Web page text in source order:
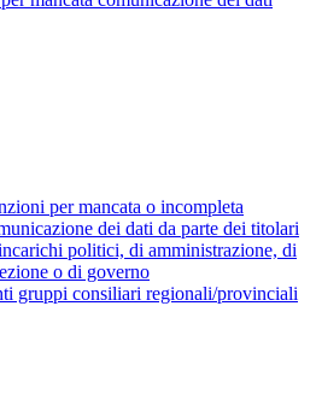
per mancata o incompleta
dei dati da parte dei titolari
politici, di amministrazione, di
o di governo
gruppi consiliari regionali/provinciali